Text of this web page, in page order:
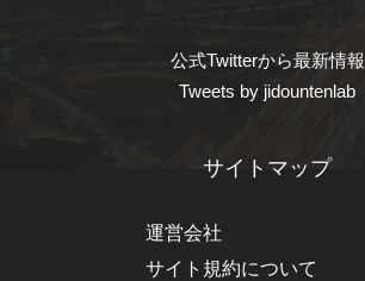
公式Twitterから最新情報
Tweets by jidountenlab
サイトマップ
運営会社
サイト規約について